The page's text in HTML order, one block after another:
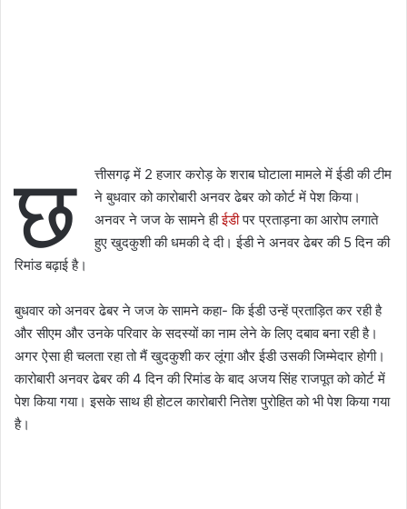
छ
त्तीसगढ़ में 2 हजार करोड़ के शराब घोटाला मामले में ईडी की टीम
ने बुधवार को कारोबारी अनवर ढेबर को कोर्ट में पेश किया।
अनवर ने जज के सामने हीईडीपर प्रताड़ना का आरोप लगाते
हुए खुदकुशी की धमकी दे दी। ईडी ने अनवर ढेबर की 5 दिन की
रिमांड बढ़ाई है।
बुधवार को अनवर ढेबर ने जज के सामने कहा- कि ईडी उन्हें प्रताड़ित कर रही है
और सीएम और उनके परिवार के सदस्यों का नाम लेने के लिए दबाव बना रही है।
अगर ऐसा ही चलता रहा तो मैं खुदकुशी कर लूंगा और ईडी उसकी जिम्मेदार होगी।
कारोबारी अनवर ढेबर की 4 दिन की रिमांड के बाद अजय सिंह राजपूत को कोर्ट में
पेश किया गया। इसके साथ ही होटल कारोबारी नितेश पुरोहित को भी पेश किया गया
है।